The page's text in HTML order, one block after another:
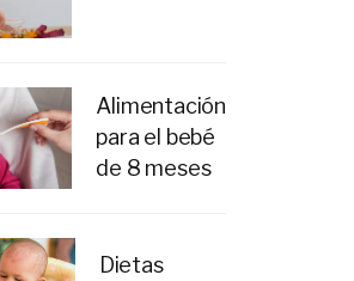
Alimentación
para el bebé
de 8 meses
Dietas